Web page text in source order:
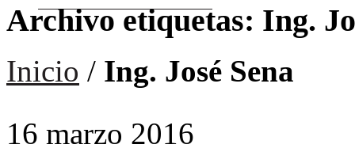
Archivo etiquetas: Ing.
Inicio / Ing. José Sena
16 marzo 2016